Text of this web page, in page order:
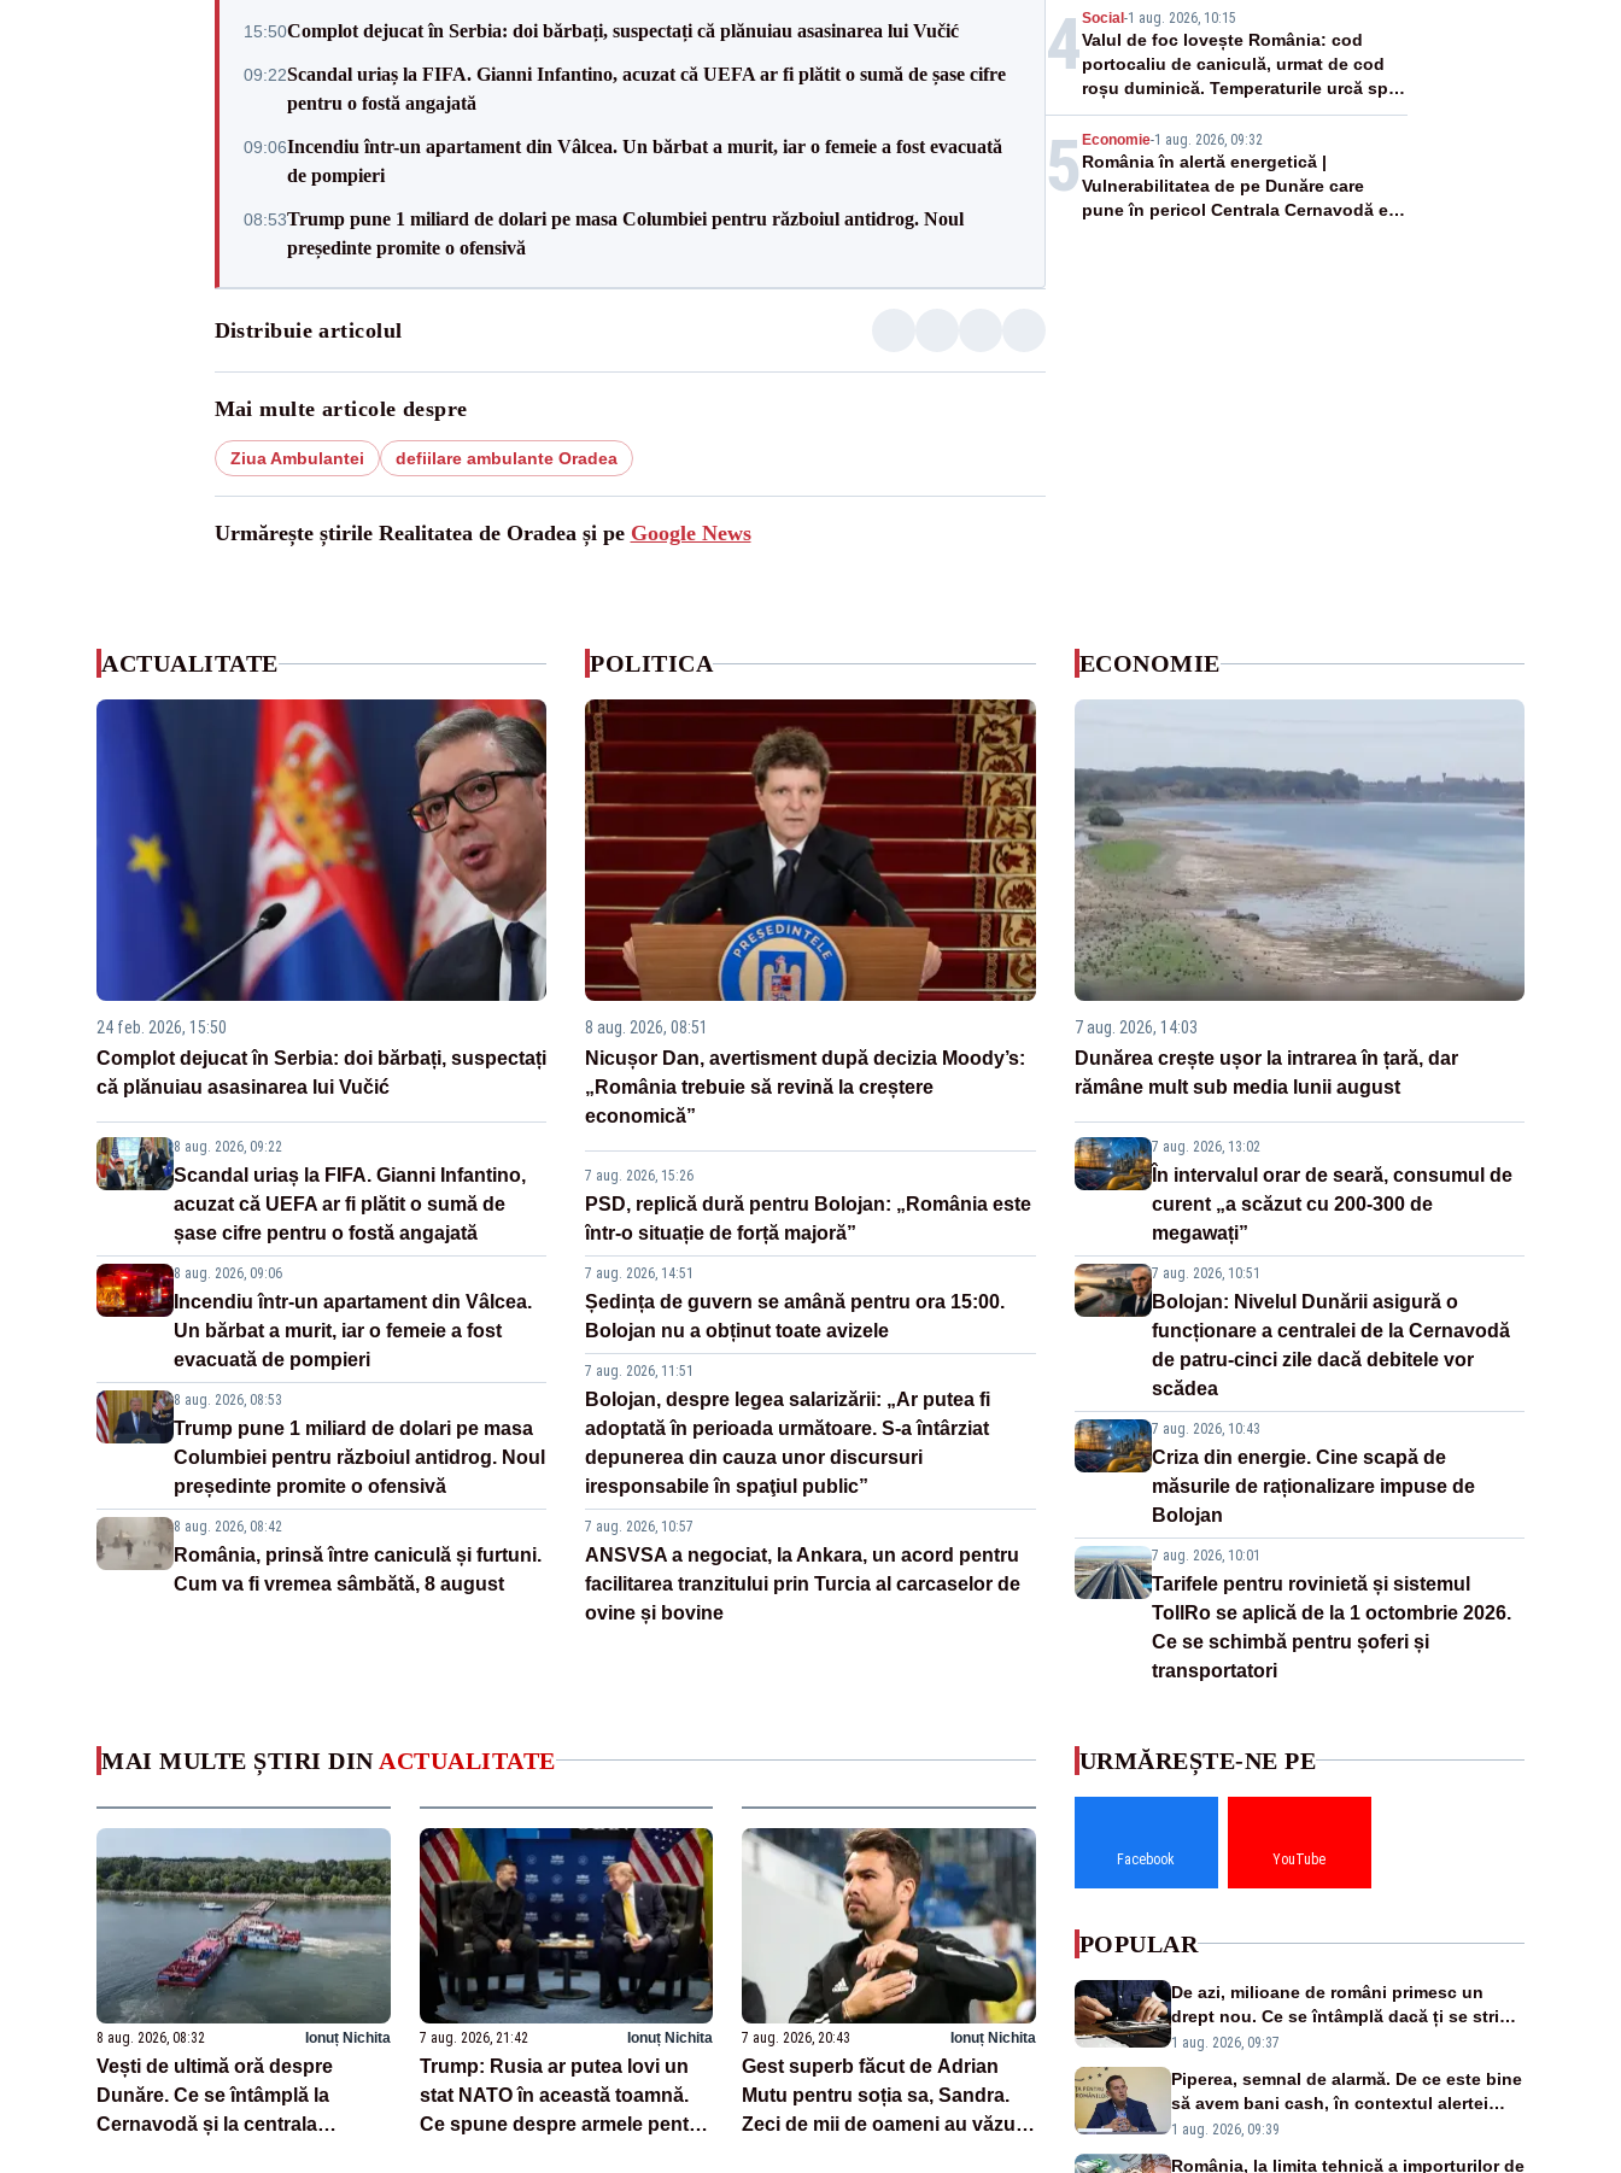
15:50Complot dejucat în Serbia: doi bărbați, suspectați că plănuiau asasinarea lui Vučić
09:22Scandal uriaș la FIFA. Gianni Infantino, acuzat că UEFA ar fi plătit o sumă de șase cifre
pentru o fostă angajată
09:06Incendiu într-un apartament din Vâlcea. Un bărbat a murit, iar o femeie a fost evacuată
de pompieri
08:53Trump pune 1 miliard de dolari pe masa Columbiei pentru războiul antidrog. Noul
președinte promite o ofensivă
Distribuie articolul
Mai multe articole despre
Ziua Ambulantei defiilare ambulante Oradea
Urmărește știrile Realitatea de Oradea și pe Google News
4Social -1 aug. 2026, 10:15
Valul de foc lovește România: cod
portocaliu de caniculă, urmat de cod
roșu duminică. Temperaturile urcă spre
40°C
5 Economie-1 aug. 2026, 09:32
România în alertă energetică |
Vulnerabilitatea de pe Dunăre care
pune în pericol Centrala Cernavodă era
ACTUALITATE
24 feb. 2026, 15:50
Complot dejucat în Serbia: doi bărbați, suspectați
că plănuiau asasinarea lui Vučić
8 aug. 2026, 09:22
Scandal uriaș la FIFA. Gianni Infantino,
acuzat că UEFA ar fi plătit o sumă de
șase cifre pentru o fostă angajată
8 aug. 2026, 09:06
Incendiu într-un apartament din Vâlcea.
Un bărbat a murit, iar o femeie a fost
evacuată de pompieri
8 aug. 2026, 08:53
Trump pune 1 miliard de dolari pe masa
Columbiei pentru războiul antidrog. Noul
președinte promite o ofensivă
8 aug. 2026, 08:42
România, prinsă între caniculă și furtuni.
Cum va fi vremea sâmbătă, 8 august
POLITICA
8 aug. 2026, 08:51
Nicușor Dan, avertisment după decizia Moody’s:
„România trebuie să revină la creștere
economică”
7 aug. 2026, 15:26
PSD, replică dură pentru Bolojan: „România este
într-o situație de forță majoră”
7 aug. 2026, 14:51
Ședința de guvern se amână pentru ora 15:00.
Bolojan nu a obținut toate avizele
7 aug. 2026, 11:51
Bolojan, despre legea salarizării: „Ar putea fi
adoptată în perioada următoare. S-a întârziat
depunerea din cauza unor discursuri
iresponsabile în spaţiul public”
7 aug. 2026, 10:57
ANSVSA a negociat, la Ankara, un acord pentru
facilitarea tranzitului prin Turcia al carcaselor de
ovine și bovine
ECONOMIE
7 aug. 2026, 14:03
Dunărea crește ușor la intrarea în țară, dar
rămâne mult sub media lunii august
7 aug. 2026, 13:02
În intervalul orar de seară, consumul de
curent „a scăzut cu 200-300 de
megawați”
7 aug. 2026, 10:51
Bolojan: Nivelul Dunării asigură o
funcționare a centralei de la Cernavodă
de patru-cinci zile dacă debitele vor
scădea
7 aug. 2026, 10:43
Criza din energie. Cine scapă de
măsurile de raționalizare impuse de
Bolojan
7 aug. 2026, 10:01
Tarifele pentru rovinietă și sistemul
TollRo se aplică de la 1 octombrie 2026.
Ce se schimbă pentru șoferi și
transportatori
MAI MULTE ȘTIRI DIN ACTUALITATE
8 aug. 2026, 08:32 Ionuț Nichita
Vești de ultimă oră despre
Dunăre. Ce se întâmplă la
Cernavodă și la centrala
7 aug. 2026, 21:42 Ionuț Nichita
Trump: Rusia ar putea lovi un
stat NATO în această toamnă.
Ce spune despre armele pentru
7 aug. 2026, 20:43 Ionuț Nichita
Gest superb făcut de Adrian
Mutu pentru soția sa, Sandra.
Zeci de mii de oameni au văzut
URMĂREȘTE-NE PE
Facebook YouTube
POPULAR
De azi, milioane de români primesc un
drept nou. Ce se întâmplă dacă ți se strică
un produs
1 aug. 2026, 09:37
Piperea, semnal de alarmă. De ce este bine
să avem bani cash, în contextul alertei
energetice?
1 aug. 2026, 09:39
România, la limita tehnică a importurilor de